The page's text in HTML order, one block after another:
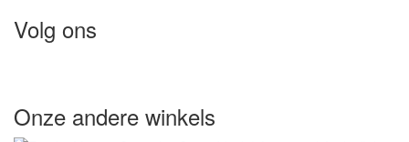
Volg ons
Onze andere winkels